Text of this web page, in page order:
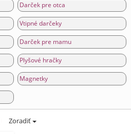
Darček pre otca
Vtipné darčeky
Darček pre mamu
Plyšové hračky
Magnetky
Zoradiť